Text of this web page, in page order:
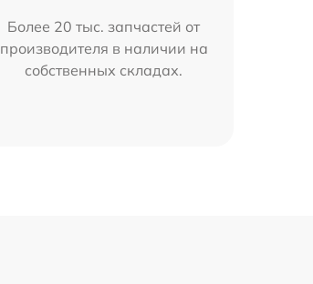
Более 20 тыс. запчастей от
производителя в наличии на
собственных складах.